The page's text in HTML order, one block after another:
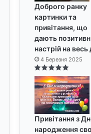
Доброго ранку
картинки та
привітання, що
дають
настрій на весь
4 Березня 2025
Привітання з
народження